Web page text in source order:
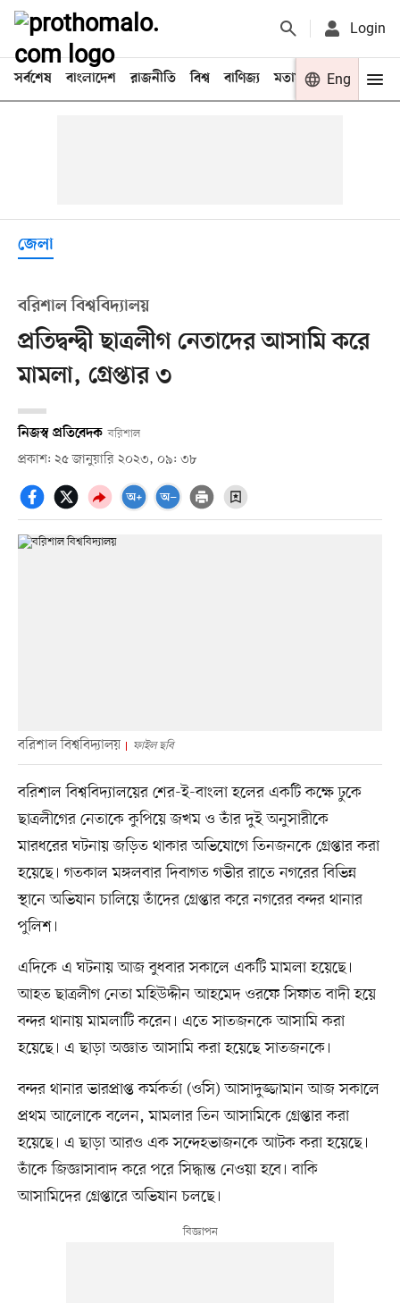
Login
সর্বশেষ বাংলাদেশ রাজনীতি বিশ্ব বাণিজ্য মতামত খেলা
Eng
জেলা
বরিশাল বিশ্ববিদ্যালয়
প্রতিদ্বন্দ্বী ছাত্রলীগ নেতাদের আসামি করে
মামলা, গ্রেপ্তার ৩
নিজস্ব প্রতিবেদক বরিশাল
প্রকাশ: ২৫ জানুয়ারি ২০২৩, ০৯: ৩৮
বরিশাল বিশ্ববিদ্যালয় ফাইল ছবি
বরিশাল বিশ্ববিদ্যালয়ের শের-ই-বাংলা হলের একটি কক্ষে ঢুকে
ছাত্রলীগের নেতাকে কুপিয়ে জখম ও তাঁর দুই অনুসারীকে
মারধরের ঘটনায় জড়িত থাকার অভিযোগে তিনজনকে গ্রেপ্তার করা
হয়েছে। গতকাল মঙ্গলবার দিবাগত গভীর রাতে নগরের বিভিন্ন
স্থানে অভিযান চালিয়ে তাঁদের গ্রেপ্তার করে নগরের বন্দর থানার
পুলিশ।
এদিকে এ ঘটনায় আজ বুধবার সকালে একটি মামলা হয়েছে।
আহত ছাত্রলীগ নেতা মহিউদ্দীন আহমেদ ওরফে সিফাত বাদী হয়ে
বন্দর থানায় মামলাটি করেন। এতে সাতজনকে আসামি করা
হয়েছে। এ ছাড়া অজ্ঞাত আসামি করা হয়েছে সাতজনকে।
বন্দর থানার ভারপ্রাপ্ত কর্মকর্তা (ওসি) আসাদুজ্জামান আজ সকালে
প্রথম আলোকে বলেন, মামলার তিন আসামিকে গ্রেপ্তার করা
হয়েছে। এ ছাড়া আরও এক সন্দেহভাজনকে আটক করা হয়েছে।
তাঁকে জিজ্ঞাসাবাদ করে পরে সিদ্ধান্ত নেওয়া হবে। বাকি
আসামিদের গ্রেপ্তারে অভিযান চলছে।